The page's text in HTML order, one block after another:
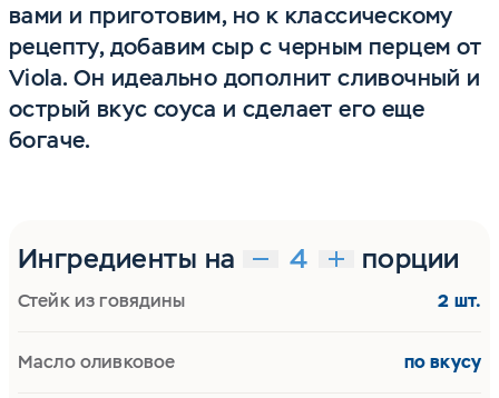
вами и приготовим, но к классическому
рецепту, добавим сыр с черным перцем от
Viola. Он идеально дополнит сливочный и
острый вкус соуса и сделает его еще
богаче.
Ингредиенты на порции
Стейк из говядины 2 шт.
Масло оливковое по вкусу